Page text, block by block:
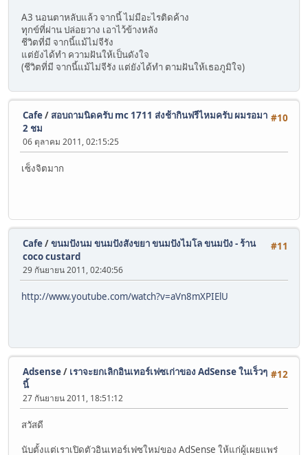
A3 นอนตาหลับแล้ว จากนี้ ไม่มีอะไรติดค้าง
ทุกข์ที่ผ่าน ปล่อยวาง เอาไว้ข้างหลัง
ชีวิตที่มี จากนี้แม้ไม่จีรัง
แต่ยังได้ทำ ความฝันให้เป็นดังใจ
(ชีวิตที่มี จากนี้แม้ไม่จีรัง แต่ยังได้ทำ ตามฝันให้เธอภูมิใจ)
#10
Cafe/ สอบถามนิดครับ mc 1711 ส่งช้ากินฟรีไหมครับ ผมรอมา
2 ชม
06 ตุลาคม 2011, 02:15:25
เซ็งจิตมาก
#11
Cafe/ขนมปังนม ขนมปังสังขยา ขนมปังไมโล ขนมปัง - ร้าน
coco custard
29 กันยายน 2011, 02:40:56
http://www.youtube.com/watch?v=aVn8mXPIElU
#12
Adsense/ เราจะยกเลิกอินเทอร์เฟซเก่าของ AdSense ในเร็วๆ
27 กันยายน 2011, 18:51:12
สวัสดี
นับตั้งแต่เราเปิดตัวอินเทอร์เฟซใหม่ของ AdSense ให้แก่ผู้เผยแพร่